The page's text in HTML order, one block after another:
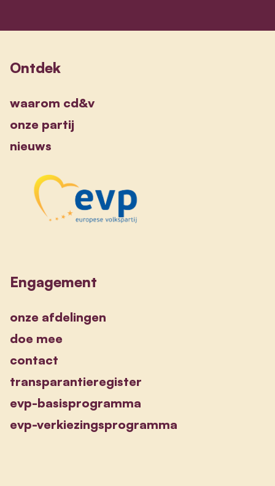
Ontdek
waarom cd&v
onze partij
nieuws
Engagement
onze afdelingen
doe mee
contact
transparantieregister
evp-basisprogramma
evp-verkiezingsprogramma